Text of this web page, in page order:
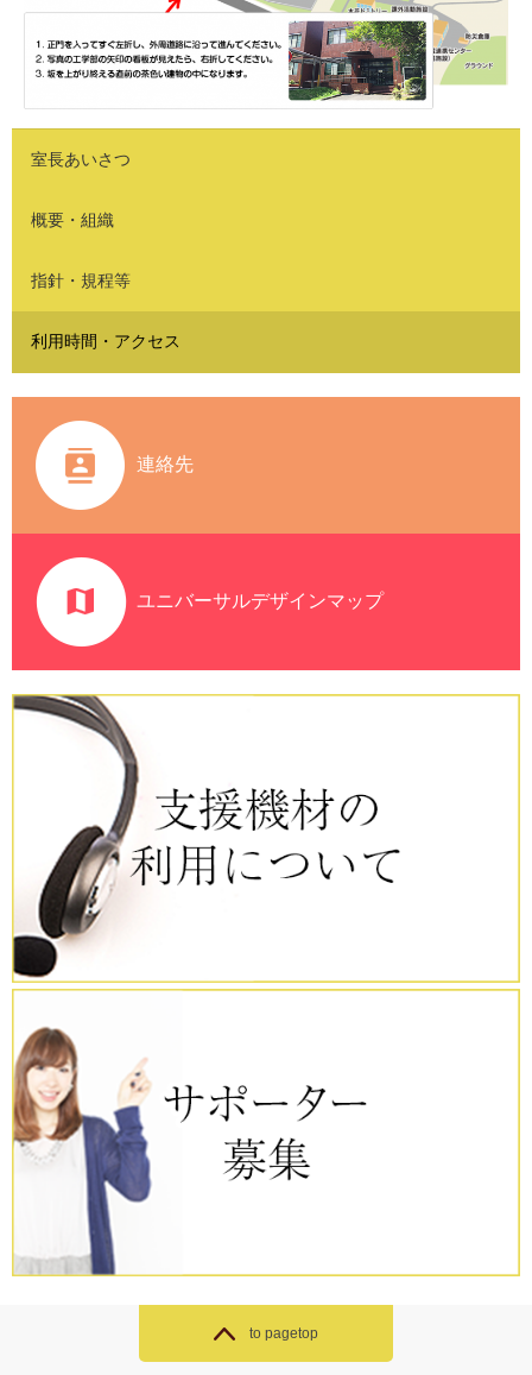
室長あいさつ
概要・組織
指針・規程等
利用時間・アクセス
連絡先
ユニバーサルデザインマップ
to pagetop